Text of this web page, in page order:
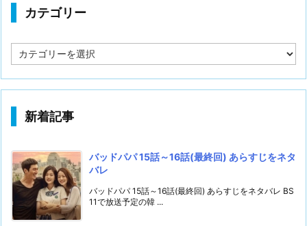
カテゴリー
テ
リ
新着記事
バッドパパ 15話～16話(最終回) あらすじをネタ
バレ
バッドパパ 15話～16話(最終回) あらすじをネタバレ BS
11で放送予定の韓 ...